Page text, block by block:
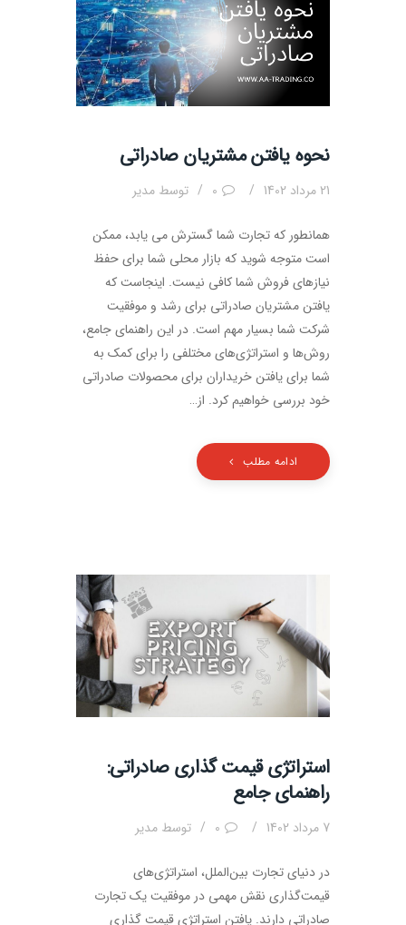
نحوه یافتن مشتریان صادراتی
21 مرداد 1402 0 توسط مدیر
همانطور که تجارت شما گسترش می یابد، ممکن
است متوجه شوید که بازار محلی شما برای حفظ
نیازهای فروش شما کافی نیست. اینجاست که
یافتن مشتریان صادراتی برای رشد و موفقیت
شرکت شما بسیار مهم است. در این راهنمای جامع،
روش‌ها و استراتژی‌های مختلفی را برای کمک به
شما برای یافتن خریداران برای محصولات صادراتی
خود بررسی خواهیم کرد. از…
ادامه مطلب
استراتژی قیمت گذاری صادراتی:
راهنمای جامع
7 مرداد 1402 0 توسط مدیر
در دنیای تجارت بین‌الملل، استراتژی‌های
قیمت‌گذاری نقش مهمی در موفقیت یک تجارت
صادراتی دارند. یافتن استراتژی قیمت گذاری